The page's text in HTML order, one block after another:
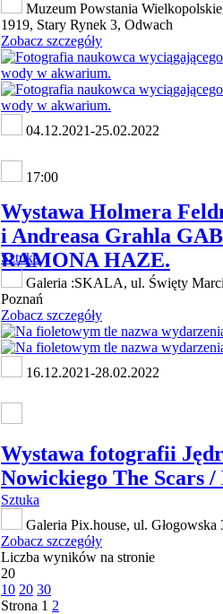
Muzeum Powstania
1919, Stary Rynek 3, Odwach
Zobacz szczegóły
04.12.2021-25.02.2022
17:00
Wystawa Holmera
i Andreasa Grahla
RAMONA HAZE.
Sztuka
Galeria :SKALA, ul. Święty
Poznań
Zobacz szczegóły
16.12.2021-28.02.2022
Wystawa fotografii
Nowickiego The Scars
Sztuka
Galeria Pix.house, ul. Głogowska
Zobacz szczegóły
Liczba wyników na stronie
20
10 20 30
Strona 1 2